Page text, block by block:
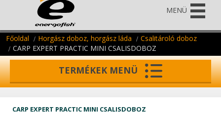
MENÜ
Főoldal Horgász doboz, horgász láda
Csalitároló doboz
CARP EXPERT PRACTIC MINI CSALISDOBOZ
TERMÉKEK MENÜ
CARP EXPERT PRACTIC MINI CSALISDOBOZ